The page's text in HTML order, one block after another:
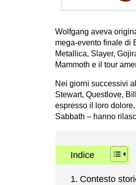
Wolfgang aveva
mega‑evento finale di
Metallica, Slayer,
Mammoth e il tour
Nei giorni successivi
Stewart, Questlove,
espresso il loro dolore.
Sabbath – hanno
Indice
Contesto